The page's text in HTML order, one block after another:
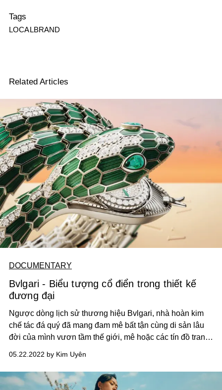
Tags
LOCALBRAND
Related Articles
DOCUMENTARY
Bvlgari - Biểu tượng cổ điển trong thiết kế
đương đại
Ngược dòng lịch sử thương hiệu Bvlgari, nhà hoàn kim
chế tác đá quý đã mang đam mê bất tận cùng di sản lâu
đời của mình vươn tầm thế giới, mê hoặc các tín đồ trang
05.22.2022 by Kim Uyên